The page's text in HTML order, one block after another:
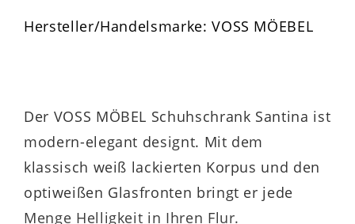
Hersteller/Handelsmarke: VOSS MÖEBEL
Der VOSS MÖBEL Schuhschrank Santina ist
modern-elegant designt. Mit dem
klassisch weiß lackierten Korpus und den
optiweißen Glasfronten bringt er jede
Menge Helligkeit in Ihren Flur.